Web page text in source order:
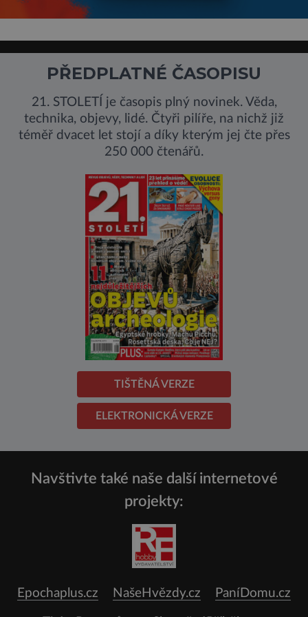
PŘEDPLATNÉ ČASOPISU
21. STOLETÍ je časopis plný novinek. Věda,
technika, objevy, lidé. Čtyři pilíře, na nichž již
téměř dvacet let stojí a díky kterým jej čte přes
250 000 čtenářů.
TIŠTĚNÁ VERZE
ELEKTRONICKÁ VERZE
Navštivte také naše další internetové
projekty:
Epochaplus.cz NašeHvězdy.cz PaníDomu.cz